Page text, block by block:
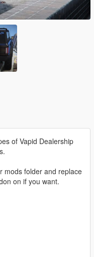
of Vapid Dealership
mods folder and replace
on if you want.